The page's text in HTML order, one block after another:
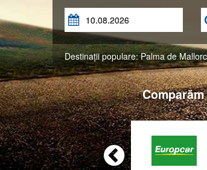

Destinaţii populare:Palma de
